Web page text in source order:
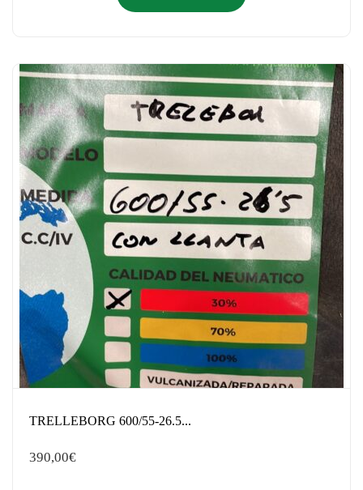
TRELLEBORG 600/55-26.5...
390,00€